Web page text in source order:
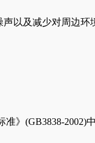
以及减少对周边环
》(GB3838-2002)